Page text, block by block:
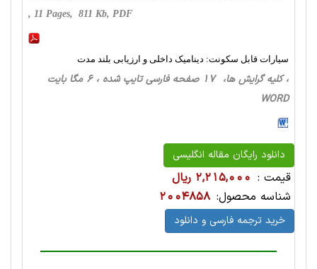
, 11 Pages, 811 Kb, PDF
سیارات قابل سکونت: دینامیک داخلی و ارزیابی بلند مدت
، کلیه گرایش ها، 17 صفحه فارسی تایپ شده ، 6 مگا بایت
WORD
دانلود رایگان مقاله انگلیسی
قیمت : 2,215,000 ریال
شناسه محصول: 2004858
خرید ترجمه فارسی و دانلود